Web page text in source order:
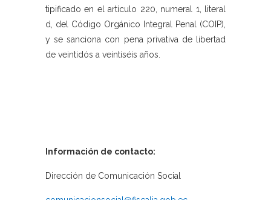
tipificado en el artículo 220, numeral 1, literal
d, del Código Orgánico Integral Penal (COIP),
y se sanciona con pena privativa de libertad
de veintidós a veintiséis años.
Información de contacto:
Dirección de Comunicación Social